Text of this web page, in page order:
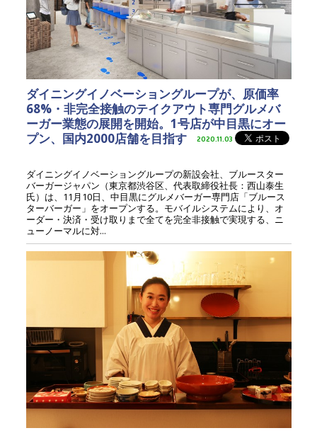
ダイニングイノベーショングループが、原価率
68%・非完全接触のテイクアウト専門グルメバ
ーガー業態の展開を開始。1号店が中目黒にオー
プン、国内2000店舗を目指す
2020.11.03
ダイニングイノベーショングループの新設会社、ブルースター
バーガージャパン（東京都渋谷区、代表取締役社長：西山泰生
氏）は、11月10日、中目黒にグルメバーガー専門店「ブルース
ターバーガー」をオープンする。モバイルシステムにより、オ
ーダー・決済・受け取りまで全てを完全非接触で実現する、ニ
ューノーマルに対...